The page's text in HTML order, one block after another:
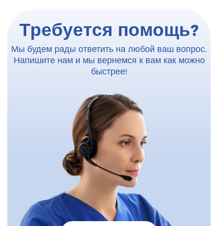
Требуется помощь?
Мы будем рады ответить на любой ваш вопрос.
Напишите нам и мы вернемся к вам как можно
быстрее!